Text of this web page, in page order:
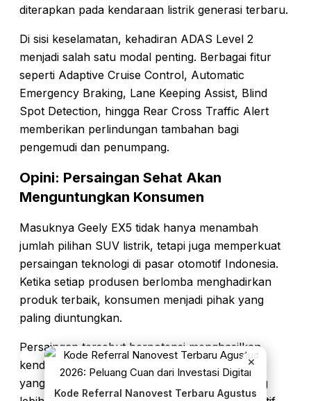
diterapkan pada kendaraan listrik generasi terbaru.
Di sisi keselamatan, kehadiran ADAS Level 2
menjadi salah satu modal penting. Berbagai fitur
seperti Adaptive Cruise Control, Automatic
Emergency Braking, Lane Keeping Assist, Blind
Spot Detection, hingga Rear Cross Traffic Alert
memberikan perlindungan tambahan bagi
pengemudi dan penumpang.
Opini: Persaingan Sehat Akan
Menguntungkan Konsumen
Masuknya Geely EX5 tidak hanya menambah
jumlah pilihan SUV listrik, tetapi juga memperkuat
persaingan teknologi di pasar otomotif Indonesia.
Ketika setiap produsen berlomba menghadirkan
produk terbaik, konsumen menjadi pihak yang
paling diuntungkan.
Persaingan tersebut berpotensi menghasilkan
kendaraan dengan fitur lebih lengkap, kualitas
yang terus meningkat, layanan purna jual yang
×
Kode Referral Nanovest Terbaru Agustus